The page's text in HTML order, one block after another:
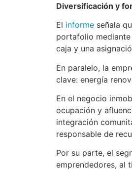
Diversificación y
El informe señala
portafolio
caja y una
En paralelo, la
clave: energía
En el negocio
ocupación y
integración
responsable de
Por su parte, el
emprendedores, al